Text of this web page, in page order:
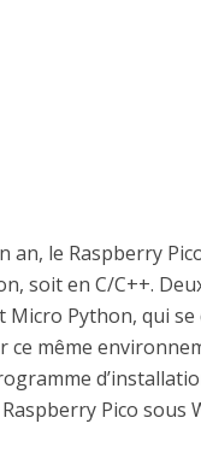
an, le Raspberry
soit en C/C++.
Python, qui
même
Pico sous